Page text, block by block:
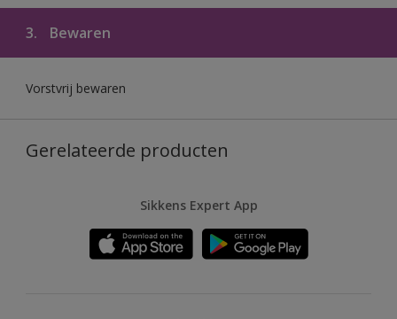
3. Bewaren
Vorstvrij bewaren
Gerelateerde producten
Sikkens Expert App